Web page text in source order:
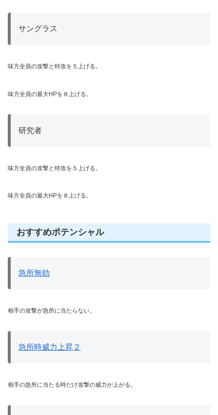
サングラス
味方全員の攻撃と特攻を５上げる。
味方全員の最大HPを８上げる。
研究者
味方全員の攻撃と特攻を５上げる。
味方全員の最大HPを８上げる。
おすすめポテンシャル
急所無効
相手の攻撃が急所に当たらない。
急所時威力上昇２
相手の急所に当たる時だけ攻撃の威力が上がる。